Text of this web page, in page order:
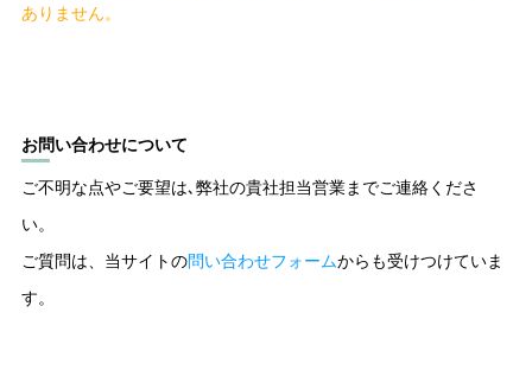
ありません。
お問い合わせについて
ご不明な点やご要望は､弊社の貴社担当営業までご連絡くださ
い。
ご質問は、当サイトの問い合わせフォームからも受けつけていま
す。